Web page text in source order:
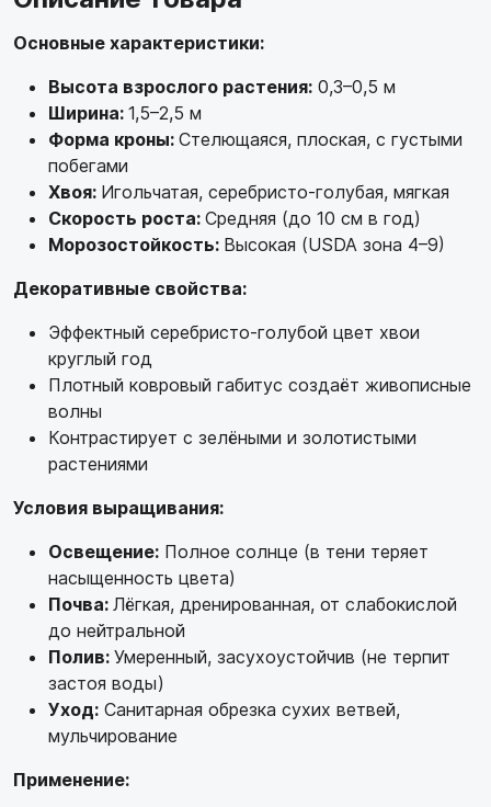
Основные характеристики:
Высота взрослого растения: 0,3–0,5 м
Ширина: 1,5–2,5 м
Форма кроны: Стелющаяся, плоская, с густыми
побегами
Хвоя: Игольчатая, серебристо-голубая, мягкая
Скорость роста: Средняя (до 10 см в год)
Морозостойкость: Высокая (USDA зона 4–9)
Декоративные свойства:
Эффектный серебристо-голубой цвет хвои
круглый год
Плотный ковровый габитус создаёт живописные
волны
Контрастирует с зелёными и золотистыми
растениями
Условия выращивания:
Освещение: Полное солнце (в тени теряет
насыщенность цвета)
Почва: Лёгкая, дренированная, от слабокислой
до нейтральной
Полив: Умеренный, засухоустойчив (не терпит
застоя воды)
Уход: Санитарная обрезка сухих ветвей,
мульчирование
Применение: